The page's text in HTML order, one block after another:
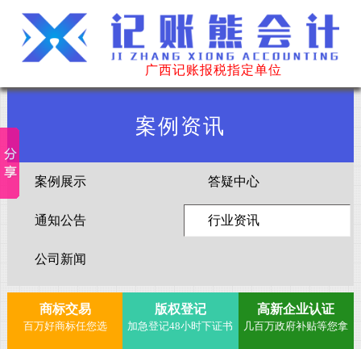
广西记账报税指定单位
案例资讯
案例展示 答疑中心
通知公告 行业资讯
公司新闻
商标交易
百万好商标任您选
版权登记
加急登记48小时下证书
高新企业认证
几百万政府补贴等您拿